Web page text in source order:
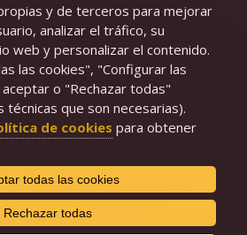
y de terceros para mejorar
analizar el tráfico, su
web y personalizar el contenido.
las cookies", "Configurar las
o "Rechazar todas"
técnicas que son necesarias).
de cookies para obtener
todas las cookies
Rechazar todas